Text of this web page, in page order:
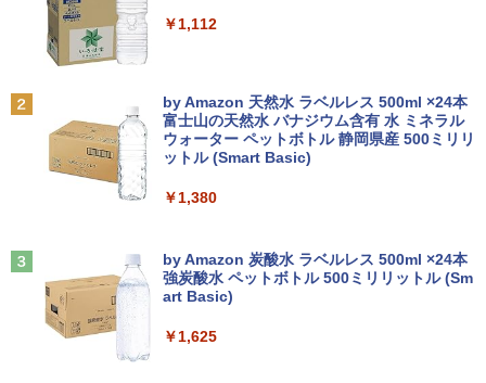
往復送料込！パソコンレンタルハイスペ
ックモデルCore i7/16G/SSD/カメラ付き
（4週間延長）【Office2024セット】イ
す。販売品ではありません。ご了承下さ
￥14,300
ノートパソコン14インチ 極軽量約965g
￥24,800
【エントリーでポイント100％還元のチ
ャンス】GMKtec ミニpc G3 Pro Intel C
ore i3 10110U 16GB DDR4 64GBまで増
設 512GB SSD M.2 2242 最大8TB Wind
2 小型PC VESA対応 ミニパソコン 2画面
￥66,248
看護師・看護学生のためのレビューブッ
￥6,930
Anker Soundcore P31i ブラック
￥5,990
ンク
￥-
￥250
BRUCE WAYNE feat. Flo Milli, ATL Jacob
[Explicit]
￥250
￥250
￥1,112
by Amazon 天然水 ラベルレス 500ml ×24本
富士山の天然水 バナジウム含有 水 ミネラル
ウォーター ペットボトル 静岡県産 500ミリリ
ットル (Smart Basic)
￥1,380
by Amazon 炭酸水 ラベルレス 500ml ×24本
強炭酸水 ペットボトル 500ミリリットル (Sm
art Basic)
￥1,625